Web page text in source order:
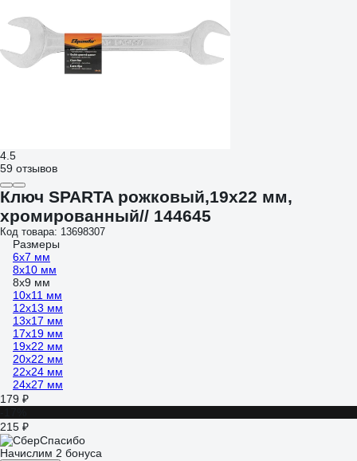
4.5
59 отзывов
Ключ SPARTA рожковый,19x22 мм,
хромированный// 144645
Код товара: 13698307
Размеры
6х7 мм
8х10 мм
8х9 мм
10х11 мм
12х13 мм
13х17 мм
17х19 мм
19х22 мм
20х22 мм
22х24 мм
24х27 мм
179 ₽
215 ₽
Начислим 2 бонуса